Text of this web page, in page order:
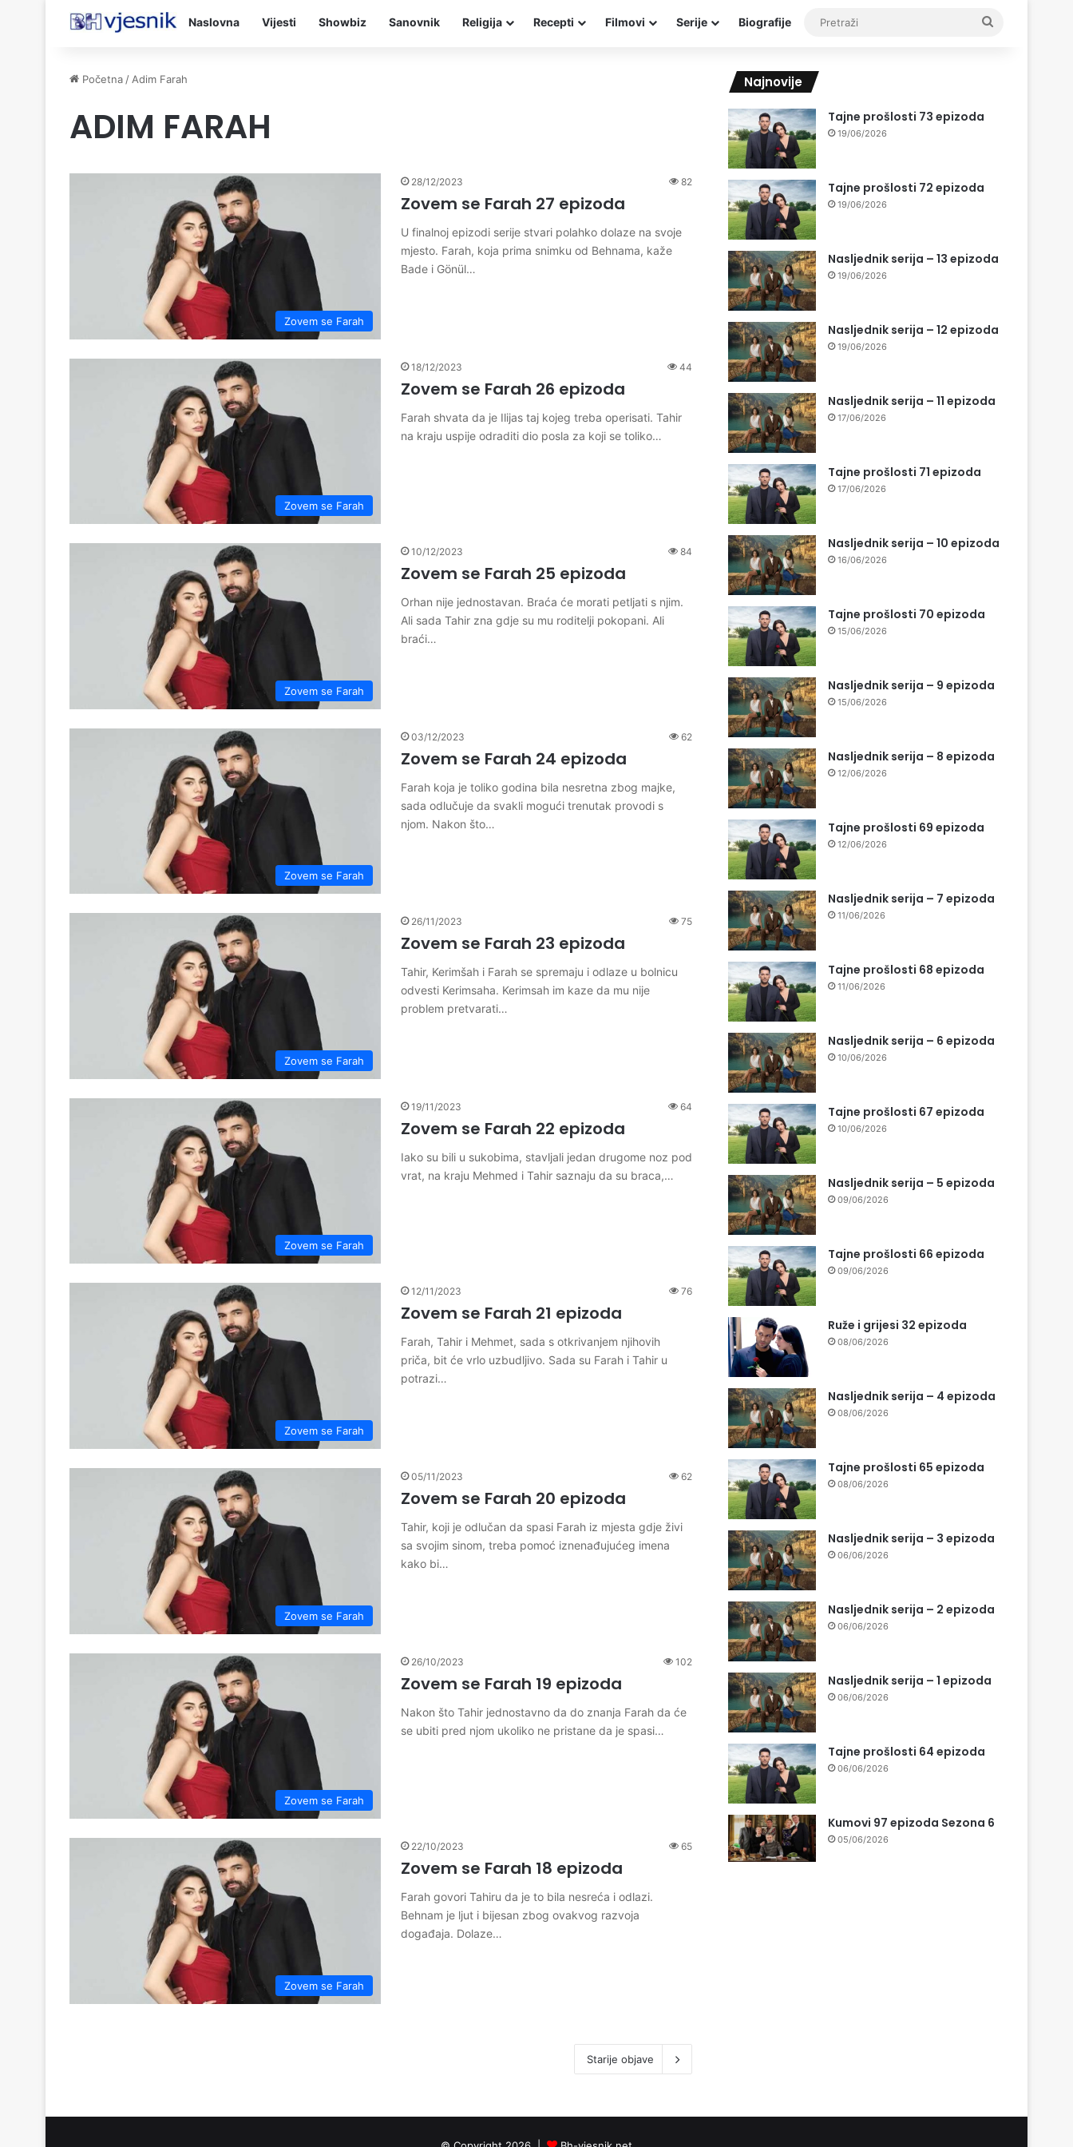
Naslovna Vijesti Showbiz Sanovnik Religija Recepti Filmovi Serije Biografije
Početna / Adim Farah
ADIM FARAH
Zovem se Farah
28/12/2023 82
Zovem se Farah 27 epizoda
U finalnoj epizodi serije stvari polahko dolaze na svoje
mjesto. Farah, koja prima snimku od Behnama, kaže
Bade i Gönül…
Zovem se Farah
18/12/2023 44
Zovem se Farah 26 epizoda
Farah shvata da je Ilijas taj kojeg treba operisati. Tahir
na kraju uspije odraditi dio posla za koji se toliko…
Zovem se Farah
10/12/2023 84
Zovem se Farah 25 epizoda
Orhan nije jednostavan. Braća će morati petljati s njim.
Ali sada Tahir zna gdje su mu roditelji pokopani. Ali
braći…
Zovem se Farah
03/12/2023 62
Zovem se Farah 24 epizoda
Farah koja je toliko godina bila nesretna zbog majke,
sada odlučuje da svakli mogući trenutak provodi s
njom. Nakon što…
Zovem se Farah
26/11/2023 75
Zovem se Farah 23 epizoda
Tahir, Kerimšah i Farah se spremaju i odlaze u bolnicu
odvesti Kerimsaha. Kerimsah im kaze da mu nije
problem pretvarati…
Zovem se Farah
19/11/2023 64
Zovem se Farah 22 epizoda
Iako su bili u sukobima, stavljali jedan drugome noz pod
vrat, na kraju Mehmed i Tahir saznaju da su braca,…
Zovem se Farah
12/11/2023 76
Zovem se Farah 21 epizoda
Farah, Tahir i Mehmet, sada s otkrivanjem njihovih
priča, bit će vrlo uzbudljivo. Sada su Farah i Tahir u
potrazi…
Zovem se Farah
05/11/2023 62
Zovem se Farah 20 epizoda
Tahir, koji je odlučan da spasi Farah iz mjesta gdje živi
sa svojim sinom, treba pomoć iznenađujućeg imena
kako bi…
Zovem se Farah
26/10/2023 102
Zovem se Farah 19 epizoda
Nakon što Tahir jednostavno da do znanja Farah da će
se ubiti pred njom ukoliko ne pristane da je spasi…
Zovem se Farah
22/10/2023 65
Zovem se Farah 18 epizoda
Farah govori Tahiru da je to bila nesreća i odlazi.
Behnam je ljut i bijesan zbog ovakvog razvoja
događaja. Dolaze…
Starije objave
Najnovije
Tajne prošlosti 73 epizoda
19/06/2026
Tajne prošlosti 72 epizoda
19/06/2026
Nasljednik serija – 13 epizoda
19/06/2026
Nasljednik serija – 12 epizoda
19/06/2026
Nasljednik serija – 11 epizoda
17/06/2026
Tajne prošlosti 71 epizoda
17/06/2026
Nasljednik serija – 10 epizoda
16/06/2026
Tajne prošlosti 70 epizoda
15/06/2026
Nasljednik serija – 9 epizoda
15/06/2026
Nasljednik serija – 8 epizoda
12/06/2026
Tajne prošlosti 69 epizoda
12/06/2026
Nasljednik serija – 7 epizoda
11/06/2026
Tajne prošlosti 68 epizoda
11/06/2026
Nasljednik serija – 6 epizoda
10/06/2026
Tajne prošlosti 67 epizoda
10/06/2026
Nasljednik serija – 5 epizoda
09/06/2026
Tajne prošlosti 66 epizoda
09/06/2026
Ruže i grijesi 32 epizoda
08/06/2026
Nasljednik serija – 4 epizoda
08/06/2026
Tajne prošlosti 65 epizoda
08/06/2026
Nasljednik serija – 3 epizoda
06/06/2026
Nasljednik serija – 2 epizoda
06/06/2026
Nasljednik serija – 1 epizoda
06/06/2026
Tajne prošlosti 64 epizoda
06/06/2026
Kumovi 97 epizoda Sezona 6
05/06/2026